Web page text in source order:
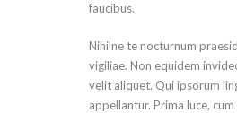
faucibus.
Nihilne te nocturnum
vigiliae. Non equidem
velit aliquet. Qui ipsorum
appellantur. Prima luce,